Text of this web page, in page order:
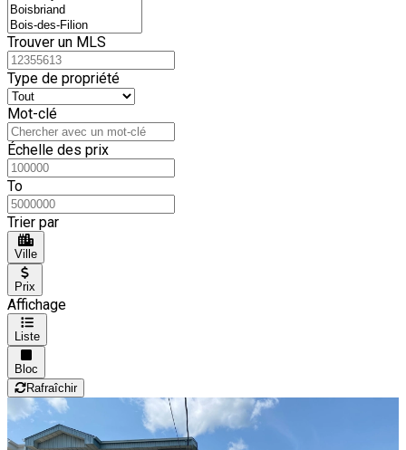
Trouver un MLS
Type de propriété
Mot-clé
Échelle des prix
To
Trier par
Ville
Prix
Affichage
Liste
Bloc
Rafraîchir